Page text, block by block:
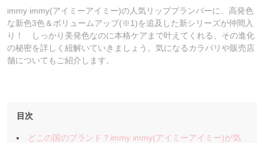
immy immy(アイミーアイミー)の人気リッププランパーに、高発色
な新色3色＆ボリュームアップ(※1)を追及した新シリーズが仲間入
り！ しっかり美発色なのに本格ケアまで叶えてくれる、その進化
の秘密を詳しく紐解いていきましょう。気になるカラバリや販売店
舗についてもご紹介します。
目次
どこの国のブランド？immy immy(アイミーアイミー)が気